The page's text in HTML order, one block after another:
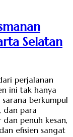
Selatan
perjalanan
ini tak hanya
berkumpul
dan para
penuh kesan,
efisien sangat